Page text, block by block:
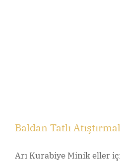
Baldan Tatlı
Arı Kurabiye Minik eller